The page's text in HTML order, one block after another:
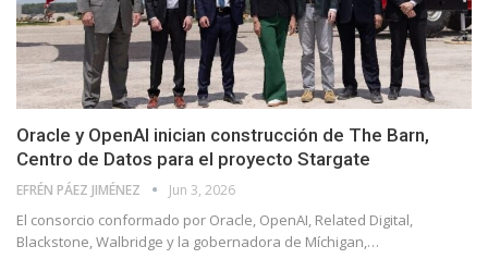
Oracle y OpenAI inician construcción de The Barn,
Centro de Datos para el proyecto Stargate
EFRÉN PÁEZ JIMÉNEZ Jun 3, 2026
El consorcio conformado por Oracle, OpenAI, Related Digital,
Blackstone, Walbridge y la gobernadora de Míchigan,…